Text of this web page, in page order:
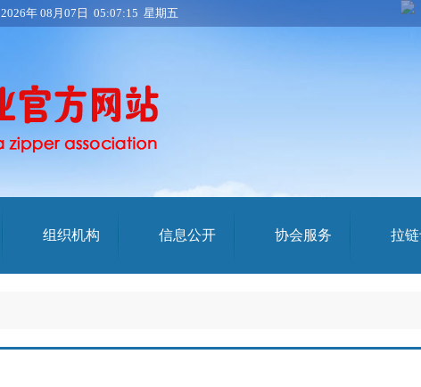
2026年 08月07日 05:07:15 星期五
组织机构 信息公开 协会服务 拉